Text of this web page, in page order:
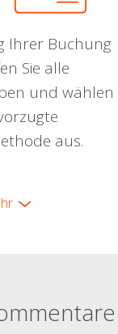
Ihrer Buchung
Sie alle
und wählen
aus.